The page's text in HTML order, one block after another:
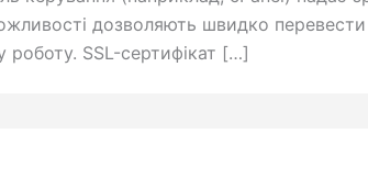
дозволяють швидко
роботу. SSL-сертифікат […]